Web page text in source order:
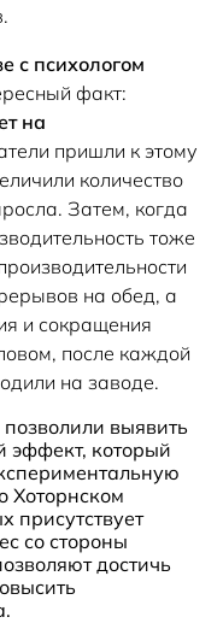
с психологом
факт:
на
пришли к этому
количество
Затем, когда
тоже
на обед, а
и сокращения
после каждой
на заводе.
выявить
эффект, который
Хоторнском
присутствует
со стороны
достичь